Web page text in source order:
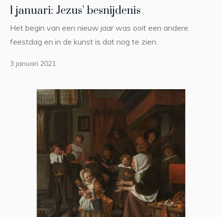
1 januari: Jezus’ besnijdenis
Het begin van een nieuw jaar was ooit een andere
feestdag en in de kunst is dat nog te zien.
3 januari 2021